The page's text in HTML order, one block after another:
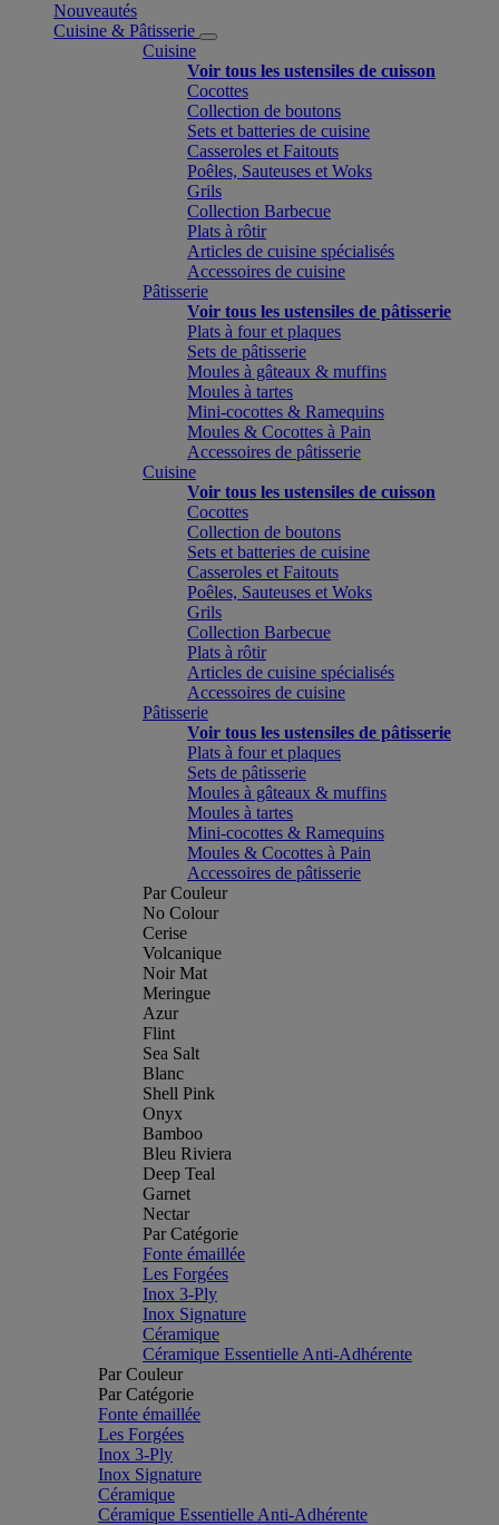
Nouveautés
Cuisine & Pâtisserie
Cuisine
Voir tous les ustensiles de cuisson
Cocottes
Collection de boutons
Sets et batteries de cuisine
Casseroles et Faitouts
Poêles, Sauteuses et Woks
Grils
Collection Barbecue
Plats à rôtir
Articles de cuisine spécialisés
Accessoires de cuisine
Pâtisserie
Voir tous les ustensiles de pâtisserie
Plats à four et plaques
Sets de pâtisserie
Moules à gâteaux & muffins
Moules à tartes
Mini-cocottes & Ramequins
Moules & Cocottes à Pain
Accessoires de pâtisserie
Cuisine
Voir tous les ustensiles de cuisson
Cocottes
Collection de boutons
Sets et batteries de cuisine
Casseroles et Faitouts
Poêles, Sauteuses et Woks
Grils
Collection Barbecue
Plats à rôtir
Articles de cuisine spécialisés
Accessoires de cuisine
Pâtisserie
Voir tous les ustensiles de pâtisserie
Plats à four et plaques
Sets de pâtisserie
Moules à gâteaux & muffins
Moules à tartes
Mini-cocottes & Ramequins
Moules & Cocottes à Pain
Accessoires de pâtisserie
Par Couleur
No Colour
Cerise
Volcanique
Noir Mat
Meringue
Azur
Flint
Sea Salt
Blanc
Shell Pink
Onyx
Bamboo
Bleu Riviera
Deep Teal
Garnet
Nectar
Par Catégorie
Fonte émaillée
Les Forgées
Inox 3-Ply
Inox Signature
Céramique
Céramique Essentielle Anti-Adhérente
Par Couleur
Par Catégorie
Fonte émaillée
Les Forgées
Inox 3-Ply
Inox Signature
Céramique
Céramique Essentielle Anti-Adhérente